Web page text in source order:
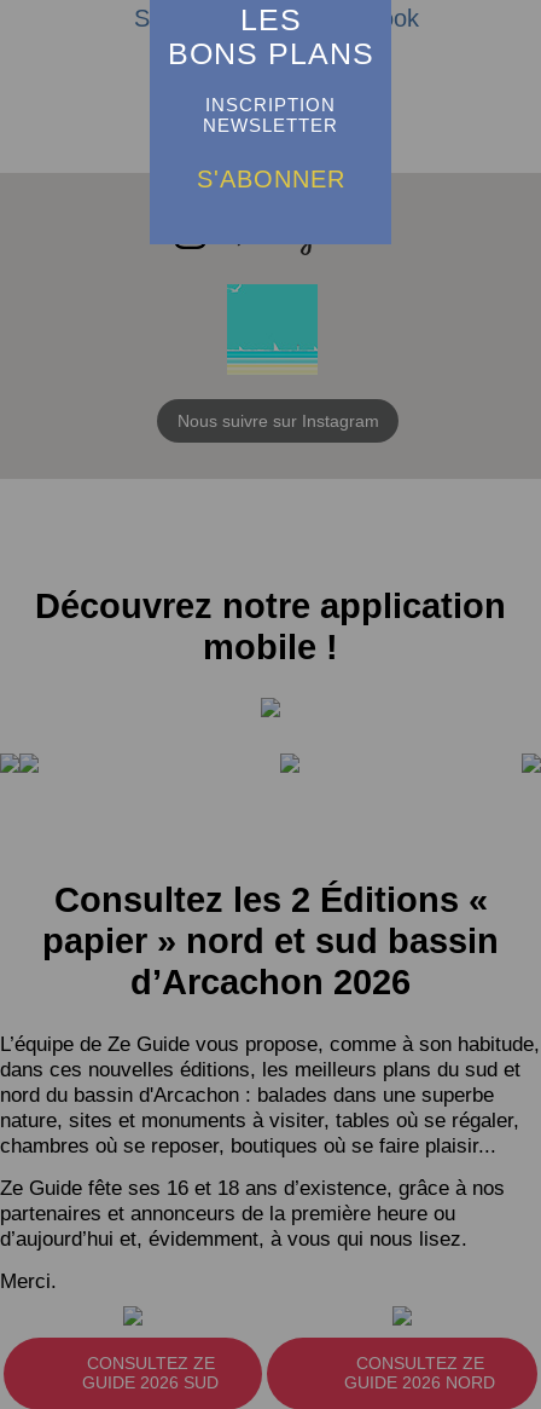
LES
BONS PLANS
INSCRIPTION
NEWSLETTER
S'ABONNER
Suivez-nous sur Facebook
Nous suivre sur Instagram
Découvrez notre application
mobile !
Consultez les 2 Éditions «
papier » nord et sud bassin
d’Arcachon 2026
L’équipe de Ze Guide vous propose, comme à son habitude,
dans ces nouvelles éditions, les meilleurs plans du sud et
nord du bassin d'Arcachon : balades dans une superbe
nature, sites et monuments à visiter, tables où se régaler,
chambres où se reposer, boutiques où se faire plaisir...
Ze Guide fête ses 16 et 18 ans d’existence, grâce à nos
partenaires et annonceurs de la première heure ou
d’aujourd’hui et, évidemment, à vous qui nous lisez.
Merci.
CONSULTEZ ZE
GUIDE 2026 SUD
CONSULTEZ ZE
GUIDE 2026 NORD